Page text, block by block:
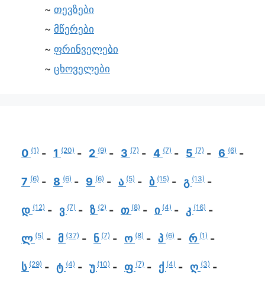
თევზები
მწერები
ფრინველები
ცხოველები
0 (1) 1 (20) 2 (9) 3 (7) 4 (7) 5 (7) 6 (6)
7 (6) 8 (6) 9 (6) ა (5) ბ (15) გ (13)
დ (12) ვ (7) ზ (2) თ (8) ი (4) კ (16)
ლ (5) მ (37) ნ (7) ო (8) პ (6) რ (1)
ს (29) ტ (4) უ (10) ფ (7) ქ (4) ღ (3)